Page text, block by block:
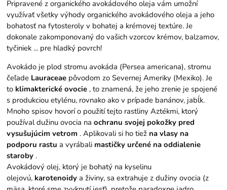
Pripravené z organického avokádového oleja vám umožní
využívať všetky výhody organického avokádového oleja a jeho
bohatosť na fytosteroly v bohatej a krémovej textúre. Je
dokonale zakomponovaný do vašich vzorcov krémov, balzamov,
tyčiniek ... pre hladký povrch!
Avokádo je plod stromu avokáda (Persea americana), stromu
čeľade Lauraceae pôvodom zo Severnej Ameriky (Mexiko). Je
to klimakterické ovocie , to znamená, že jeho zrenie je spojené
s produkciou etylénu, rovnako ako v prípade banánov, jabĺk.
Mnoho spisov hovorí o použití tejto rastliny Aztékmi, ktorý
používal dužinu ovocia naochranu svojej pokožky pred
vysušujúcim vetrom . Aplikovali si ho tiež na vlasy na
podporu rastu a vyrábali mastičky určené na oddialenie
staroby .
Avokádový olej, ktorý je bohatý na kyselinu
olejovú, karotenoidy a živiny, sa extrahuje z dužiny ovocia (z